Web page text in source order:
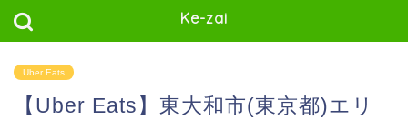
Ke-zai
Uber Eats
【Uber Eats】東大和市(東京都)エリ